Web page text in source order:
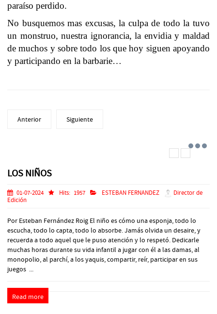
paraíso perdido.
No busquemos mas excusas, la culpa de todo la tuvo
un monstruo, nuestra ignorancia, la envidia y maldad
de muchos y sobre todo los que hoy siguen apoyando
y participando en la barbarie…
Anterior Siguiente
LOS NIÑOS
01-07-2024 Hits: 1957 ESTEBAN FERNANDEZ
Director de
Edición
Por Esteban Fernández Roig El niño es cómo una esponja, todo lo
escucha, todo lo capta, todo lo absorbe. Jamás olvida un desaire, y
recuerda a todo aquel que le puso atención y lo respetó. Dedicarle
muchas horas durante su vida infantil a jugar con él a las damas, al
monopolio, al parchí, a los yaquis, compartir, reír, participar en sus
juegos ...
Read more